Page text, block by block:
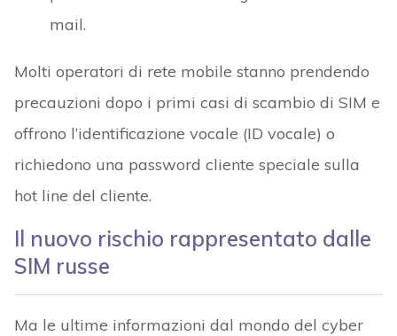
mail.
Molti operatori di rete mobile stanno prendendo
precauzioni dopo i primi casi di scambio di SIM e
offrono l’identificazione vocale (ID vocale) o
richiedono una password cliente speciale sulla
hot line del cliente.
Il nuovo rischio rappresentato dalle
SIM russe
Ma le ultime informazioni dal mondo del cyber